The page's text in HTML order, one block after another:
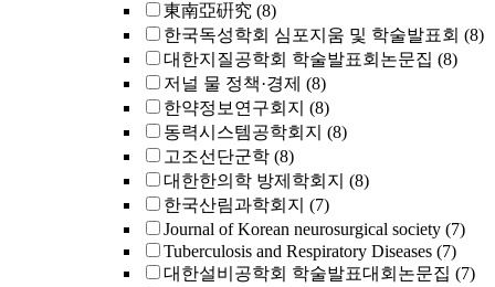
東南亞硏究 (8)
한국독성학회 심포지움 및 학술발표회 (8)
대한지질공학회 학술발표회논문집 (8)
저널 물 정책·경제 (8)
한약정보연구회지 (8)
동력시스템공학회지 (8)
고조선단군학 (8)
대한한의학 방제학회지 (8)
한국산림과학회지 (7)
Journal of Korean neurosurgical society (7)
Tuberculosis and Respiratory Diseases (7)
대한설비공학회 학술발표대회논문집 (7)